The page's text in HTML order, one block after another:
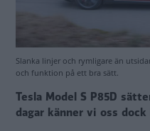
Slanka linjer och rymligare än
och funktion på ett bra sätt.
Tesla Model S P85D
dagar känner vi oss